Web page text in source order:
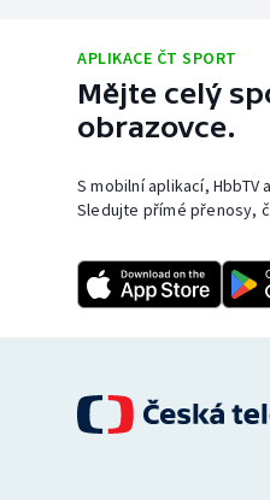
APLIKACE ČT SPORT
Mějte celý
obrazovce.
S mobilní aplikací,
Sledujte přímé přenosy,